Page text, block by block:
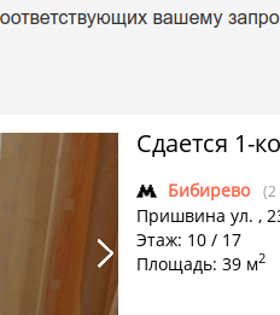
Сдается 1-
Бибирево
Пришвина ул. ,
Этаж: 10 / 17
Площадь: 39 м2